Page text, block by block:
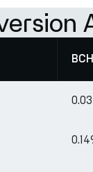
BCH